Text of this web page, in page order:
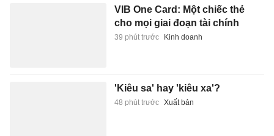
VIB One Card: Một chiếc thẻ
cho mọi giai đoạn tài chính
39 phút trước Kinh doanh
'Kiêu sa' hay 'kiêu xa'?
48 phút trước Xuất bản